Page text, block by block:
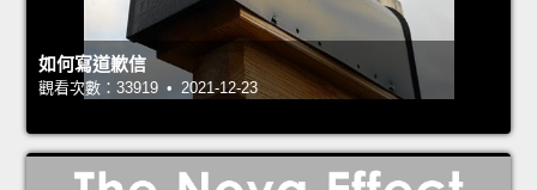
如何寫道歉信
觀看次數：33919 • 2021-12-23